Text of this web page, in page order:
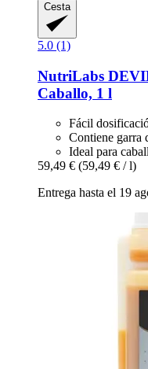
Cesta
5.0 (1)
NutriLabs
Caballo, 1 l
Fácil
Contiene garra
Ideal para
59,49 € (59,49 € / l)
Entrega hasta el 19